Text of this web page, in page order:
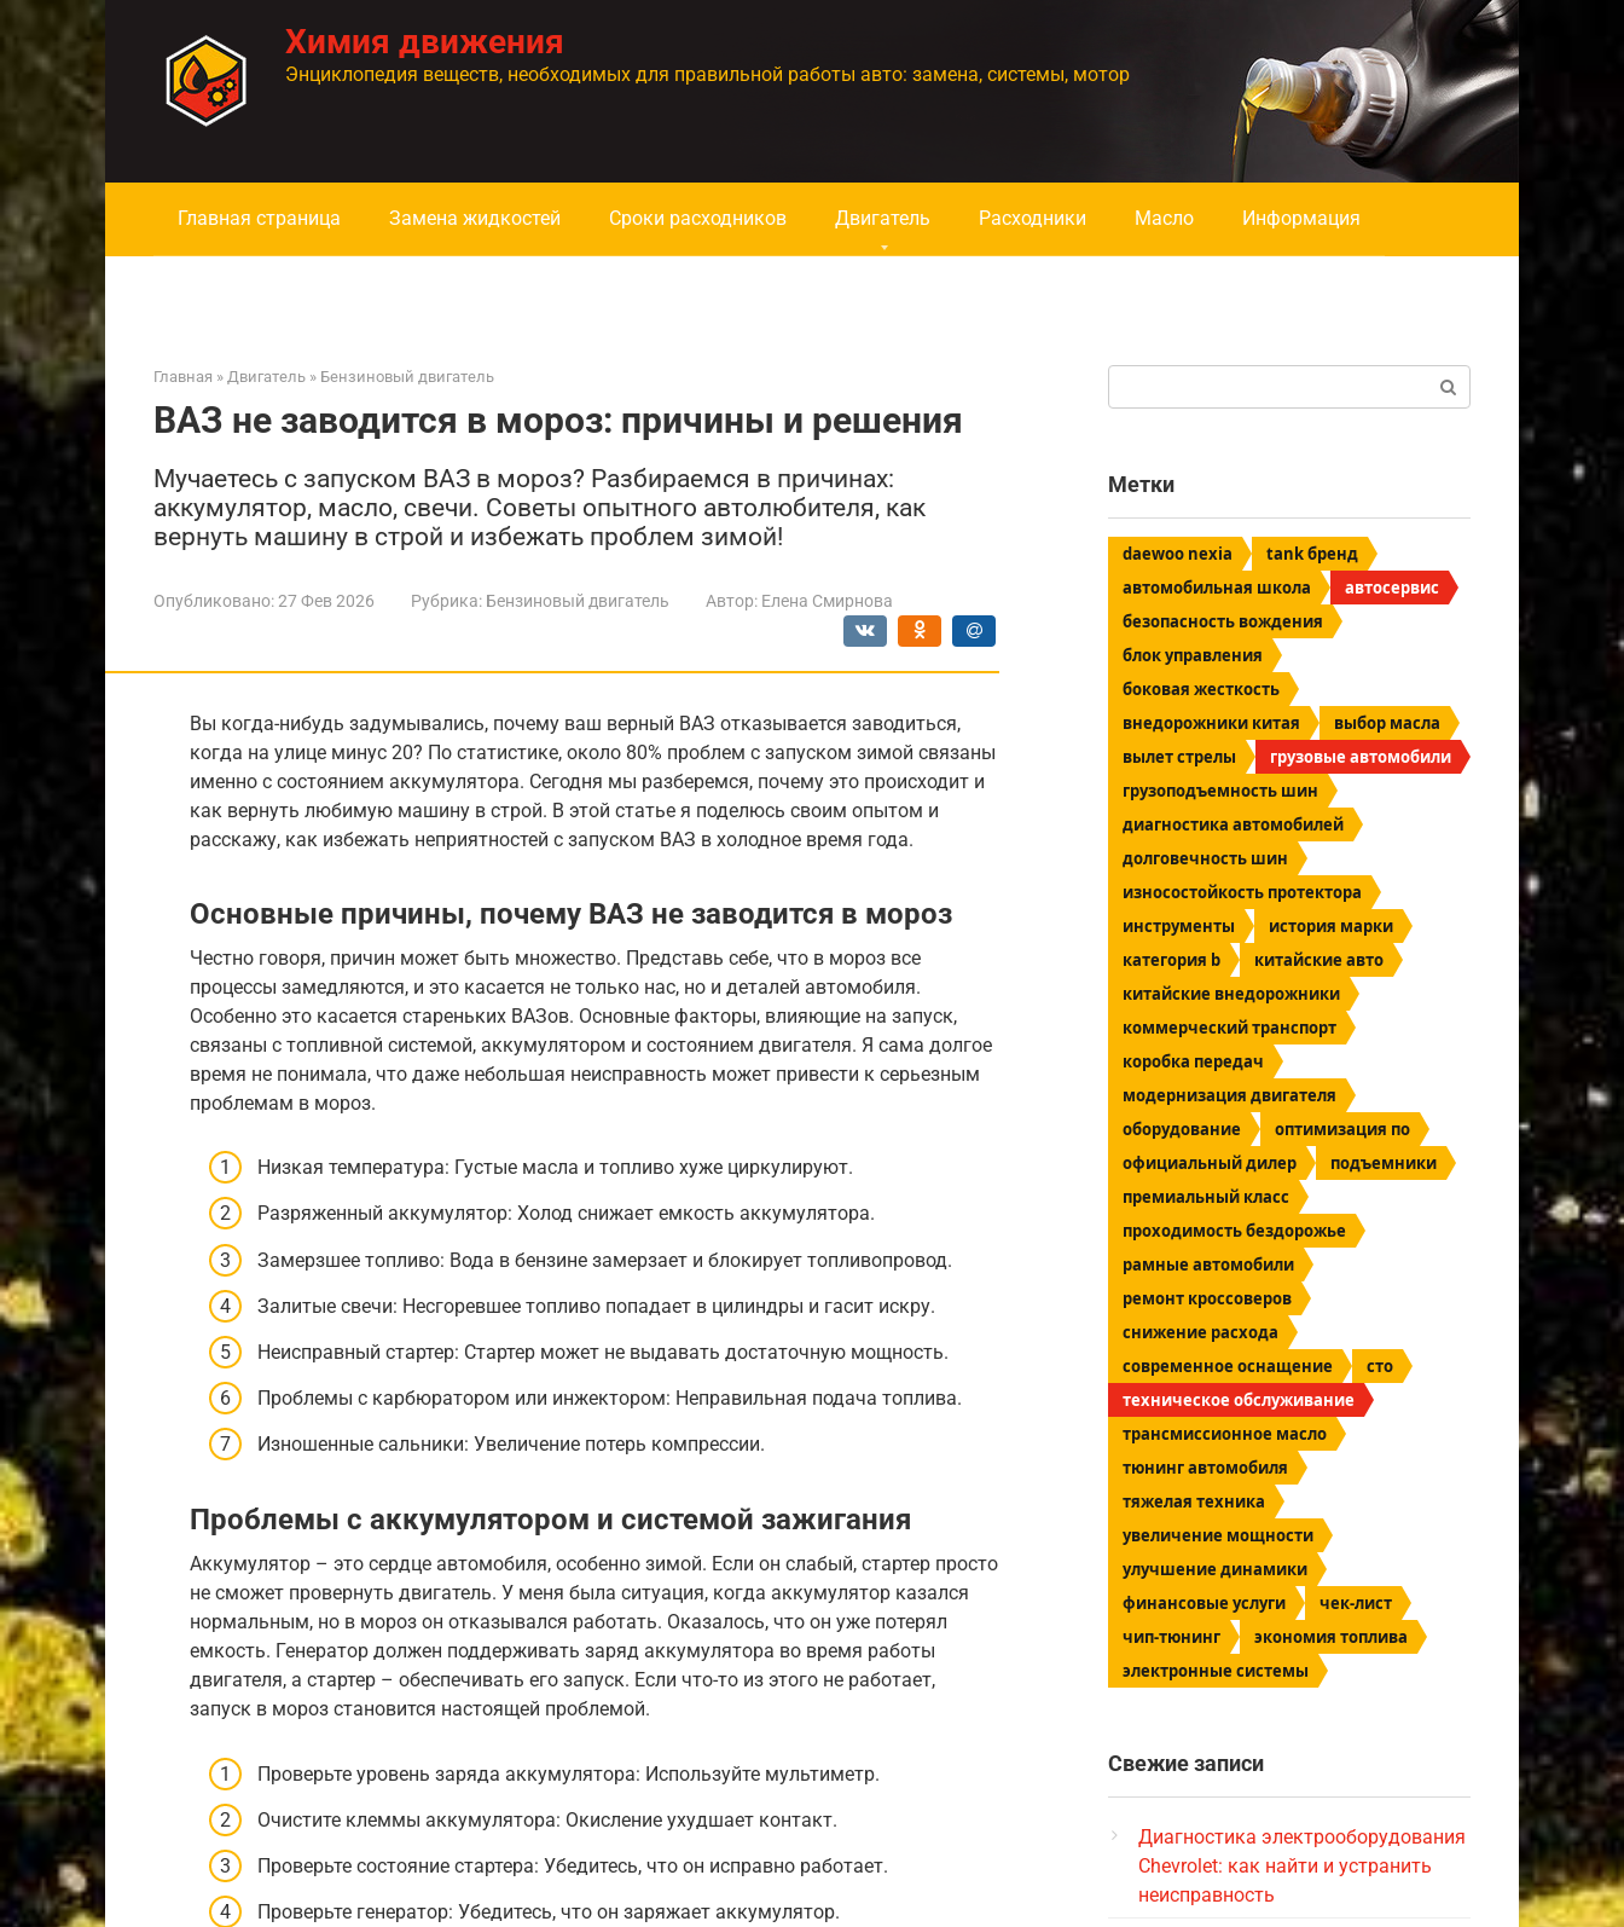
контенту
Химия движения
Энциклопедия веществ, необходимых для правильной работы авто: замена, системы, мотор
Главная страница Замена жидкостей Сроки расходников Двигатель Расходники Масло Информация
Главная » Двигатель » Бензиновый двигатель
ВАЗ не заводится в мороз: причины и решения
Мучаетесь с запуском ВАЗ в мороз? Разбираемся в причинах:
аккумулятор, масло, свечи. Советы опытного автолюбителя, как
вернуть машину в строй и избежать проблем зимой!
Опубликовано:27 Фев 2026 Рубрика: Бензиновый двигатель Автор: Елена Смирнова
Вы когда-нибудь задумывались, почему ваш верный ВАЗ отказывается заводиться,
когда на улице минус 20? По статистике, около 80% проблем с запуском зимой связаны
именно с состоянием аккумулятора. Сегодня мы разберемся, почему это происходит и
как вернуть любимую машину в строй. В этой статье я поделюсь своим опытом и
расскажу, как избежать неприятностей с запуском ВАЗ в холодное время года.
Основные причины, почему ВАЗ не заводится в мороз
Честно говоря, причин может быть множество. Представь себе, что в мороз все
процессы замедляются, и это касается не только нас, но и деталей автомобиля.
Особенно это касается стареньких ВАЗов. Основные факторы, влияющие на запуск,
связаны с топливной системой, аккумулятором и состоянием двигателя. Я сама долгое
время не понимала, что даже небольшая неисправность может привести к серьезным
проблемам в мороз.
Низкая температура: Густые масла и топливо хуже циркулируют.
Разряженный аккумулятор: Холод снижает емкость аккумулятора.
Замерзшее топливо: Вода в бензине замерзает и блокирует топливопровод.
Залитые свечи: Несгоревшее топливо попадает в цилиндры и гасит искру.
Неисправный стартер: Стартер может не выдавать достаточную мощность.
Проблемы с карбюратором или инжектором: Неправильная подача топлива.
Изношенные сальники: Увеличение потерь компрессии.
Проблемы с аккумулятором и системой зажигания
Аккумулятор – это сердце автомобиля, особенно зимой. Если он слабый, стартер просто
не сможет провернуть двигатель. У меня была ситуация, когда аккумулятор казался
нормальным, но в мороз он отказывался работать. Оказалось, что он уже потерял
емкость. Генератор должен поддерживать заряд аккумулятора во время работы
двигателя, а стартер – обеспечивать его запуск. Если что-то из этого не работает,
запуск в мороз становится настоящей проблемой.
Проверьте уровень заряда аккумулятора: Используйте мультиметр.
Очистите клеммы аккумулятора: Окисление ухудшает контакт.
Проверьте состояние стартера: Убедитесь, что он исправно работает.
Проверьте генератор: Убедитесь, что он заряжает аккумулятор.
Метки
daewoo nexia
tank бренд
автомобильная школа
автосервис
безопасность вождения
блок управления
боковая жесткость
внедорожники китая
выбор масла
вылет стрелы
грузовые автомобили
грузоподъемность шин
диагностика автомобилей
долговечность шин
износостойкость протектора
инструменты
история марки
категория b
китайские авто
китайские внедорожники
коммерческий транспорт
коробка передач
модернизация двигателя
оборудование
оптимизация по
официальный дилер
подъемники
премиальный класс
проходимость бездорожье
рамные автомобили
ремонт кроссоверов
снижение расхода
современное оснащение
сто
техническое обслуживание
трансмиссионное масло
тюнинг автомобиля
тяжелая техника
увеличение мощности
улучшение динамики
финансовые услуги
чек-лист
чип-тюнинг
экономия топлива
электронные системы
Свежие записи
Диагностика электрооборудования
Chevrolet: как найти и устранить
неисправность